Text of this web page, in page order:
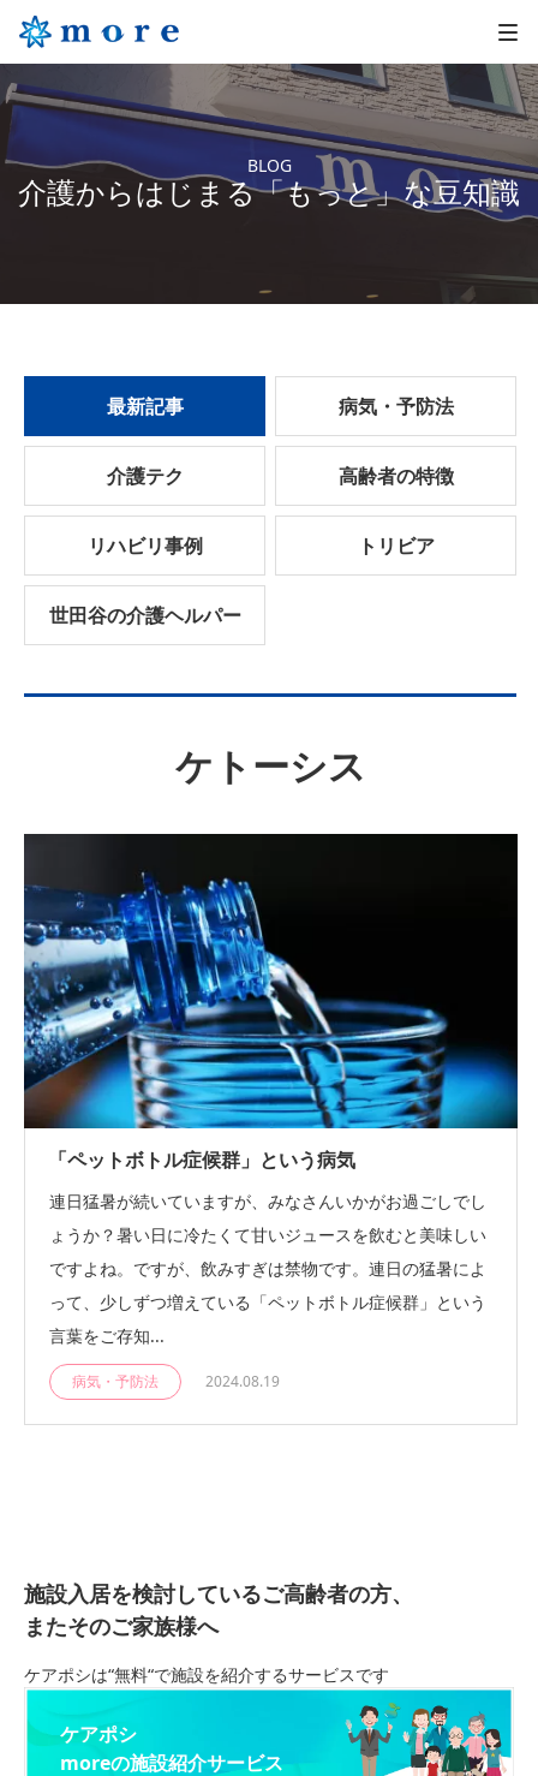
BLOG
介護からはじまる「もっと」な豆知識
最新記事 病気・予防法
介護テク 高齢者の特徴
リハビリ事例 トリビア
世田谷の介護ヘルパー
ケトーシス
「ペットボトル症候群」という病気
連日猛暑が続いていますが、みなさんいかがお過ごしでし
ょうか？暑い日に冷たくて甘いジュースを飲むと美味しい
ですよね。ですが、飲みすぎは禁物です。連日の猛暑によ
って、少しずつ増えている「ペットボトル症候群」という
言葉をご存知...
病気・予防法 2024.08.19
施設入居を検討しているご高齢者の方、
またそのご家族様へ
ケアポシは“無料“で施設を紹介するサービスです
ケアポシ
moreの施設紹介サービス